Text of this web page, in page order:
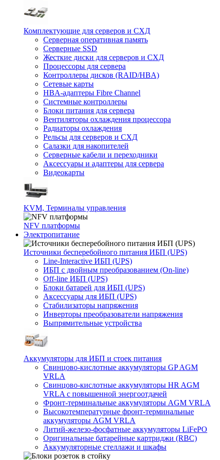
Комплектующие для серверов и СХД
Серверная оперативная память
Серверные SSD
Жесткие диски для серверов и СХД
Процессоры для сервера
Контроллеры дисков (RAID/HBA)
Сетевые карты
HBA-адаптеры Fibre Channel
Системные контроллеры
Блоки питания для сервера
Вентиляторы охлаждения процессора
Радиаторы охлаждения
Рельсы для серверов и СХД
Салазки для накопителей
Серверные кабели и переходники
Аксессуары и адаптеры для сервера
Видеокарты
KVM, Терминалы управления
NFV платформы
Электропитание
Источники бесперебойного питания ИБП (UPS)
Line-Interactive ИБП (UPS)
ИБП с двойным преобразованием (On-line)
Off-line ИБП (UPS)
Блоки батарей для ИБП (UPS)
Аксессуары для ИБП (UPS)
Стабилизаторы напряжения
Инверторы преобразователи напряжения
Выпрямительные устройства
Аккумуляторы для ИБП и стоек питания
Свинцово-кислотные аккумуляторы GP AGM
VRLA
Свинцово-кислотные аккумуляторы HR AGM
VRLA с повышенной энергоотдачей
Фронт-терминальные аккумуляторы AGM VRLA
Высокотемпературные фронт-терминальные
аккумуляторы AGM VRLA
Литий-железо-фосфатные аккумуляторы LiFePO
Оригинальные батарейные картриджи (RBC)
Аккумуляторные стеллажи и шкафы